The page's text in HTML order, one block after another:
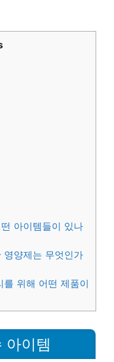
아이템들이 있나
영양제는 무엇인가
위해 어떤 제품이
아이템